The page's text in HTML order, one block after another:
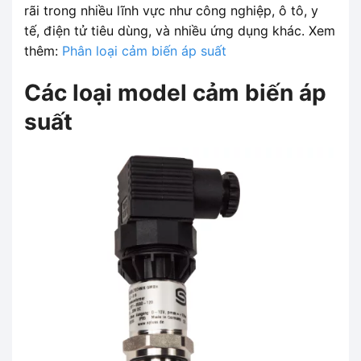
rãi trong nhiều lĩnh vực như công nghiệp, ô tô, y
tế, điện tử tiêu dùng, và nhiều ứng dụng khác. Xem
thêm: Phân loại cảm biến áp suất
Các loại model cảm biến áp
suất